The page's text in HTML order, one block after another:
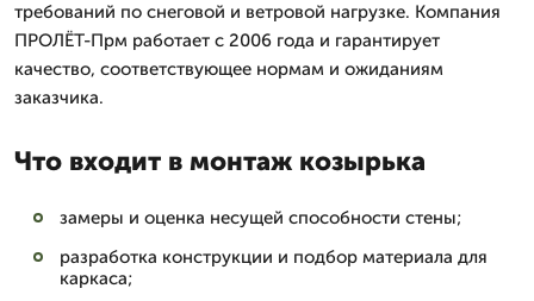
требований по снеговой и ветровой нагрузке. Компания
ПРОЛЁТ-Прм работает с 2006 года и гарантирует
качество, соответствующее нормам и ожиданиям
заказчика.
Что входит в монтаж козырька
замеры и оценка несущей способности стены;
разработка конструкции и подбор материала для
каркаса;